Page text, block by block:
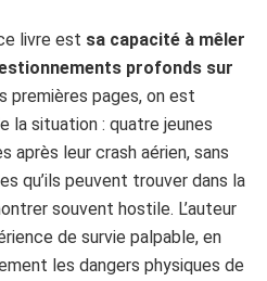
livre est sa capacité à mêler
profonds sur
premières pages, on est
la situation : quatre jeunes
après leur crash aérien, sans
qu’ils peuvent trouver dans la
souvent hostile. L’auteur
de survie palpable, en
les dangers physiques de